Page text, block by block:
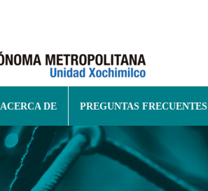
ACERCA DE PREGUNTAS FRECUENTES